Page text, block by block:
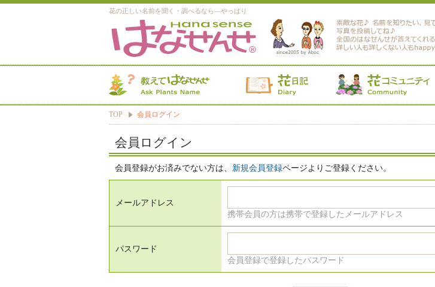
花の正しい名前を聞く・調べるなら―やっぱり
TOP 会員ログイン
会員ログイン
会員登録がお済みでない方は、 新規会員登録ページよりご登録ください。
メールアドレス
携帯会員の方は携帯で登録したメールアドレス
パスワード
会員登録で登録したパスワード